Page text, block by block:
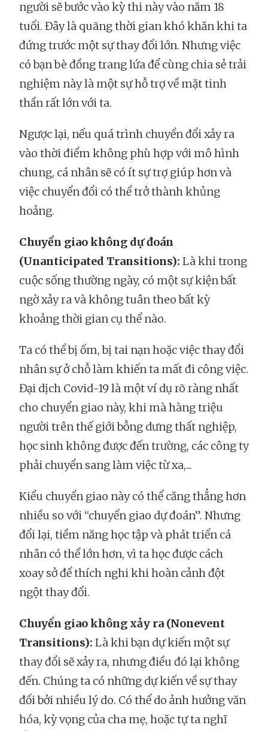
người sẽ bước vào kỳ thi này vào năm 18
tuổi. Đây là quãng thời gian khó khăn khi ta
đứng trước một sự thay đổi lớn. Nhưng việc
có bạn bè đồng trang lứa để cùng chia sẻ trải
nghiệm này là một sự hỗ trợ về mặt tinh
thần rất lớn với ta.
Ngược lại, nếu quá trình chuyển đổi xảy ra
vào thời điểm không phù hợp với mô hình
chung, cá nhân sẽ có ít sự trợ giúp hơn và
việc chuyển đổi có thể trở thành khủng
hoảng.
Chuyển giao không dự đoán
(Unanticipated Transitions): Là khi trong
cuộc sống thường ngày, có một sự kiện bất
ngờ xảy ra và không tuân theo bất kỳ
khoảng thời gian cụ thể nào.
Ta có thể bị ốm, bị tai nạn hoặc việc thay đổi
nhân sự ở chỗ làm khiến ta mất đi công việc.
Đại dịch Covid-19 là một ví dụ rõ ràng nhất
cho chuyển giao này, khi mà hàng triệu
người trên thế giới bỗng dưng thất nghiệp,
học sinh không được đến trường, các công ty
phải chuyển sang làm việc từ xa,...
Kiểu chuyển giao này có thể căng thẳng hơn
nhiều so với “chuyển giao dự đoán”. Nhưng
đổi lại, tiềm năng học tập và phát triển cá
nhân có thể lớn hơn, vì ta học được cách
xoay sở để thích nghi khi hoàn cảnh đột
ngột thay đổi.
Chuyển giao không xảy ra (Nonevent
Transitions): Là khi bạn dự kiến một sự
thay đổi sẽ xảy ra, nhưng điều đó lại không
đến. Chúng ta có những dự kiến về sự thay
đổi bởi nhiều lý do. Có thể do ảnh hưởng văn
hóa, kỳ vọng của cha mẹ, hoặc tự ta nghĩ